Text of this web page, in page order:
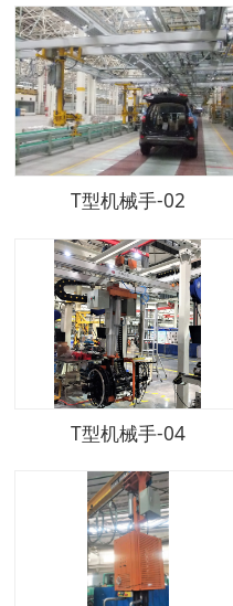
T型机械手-02
T型机械手-04